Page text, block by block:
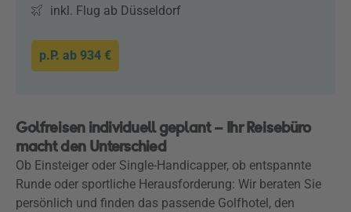
inkl. Flug ab Düsseldorf
p.P. ab 934 €
Golfreisen individuell geplant – Ihr Reisebüro
macht den Unterschied
Ob Einsteiger oder Single-Handicapper, ob entspannte
Runde oder sportliche Herausforderung: Wir beraten Sie
persönlich und finden das passende Golfhotel, den